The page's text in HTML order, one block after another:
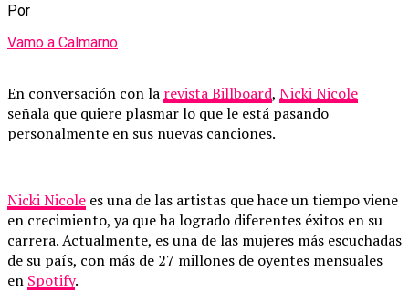
Por
Vamo a Calmarno
En conversación con la revista Billboard, Nicki Nicole
señala que quiere plasmar lo que le está pasando
personalmente en sus nuevas canciones.
Nicki Nicole es una de las artistas que hace un tiempo viene
en crecimiento, ya que ha logrado diferentes éxitos en su
carrera. Actualmente, es una de las mujeres más escuchadas
de su país, con más de 27 millones de oyentes mensuales
en Spotify.